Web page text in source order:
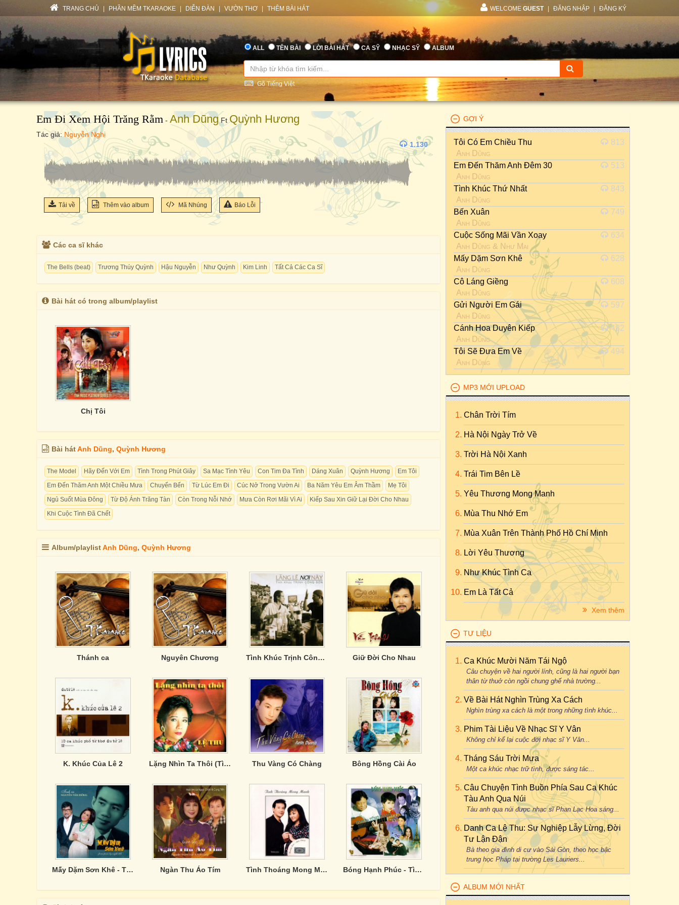
TRANG CHỦ PHẦN MỀM TKARAOKE DIỄN ĐÀN VƯỜN THƠ THÊM BÀI HÁT WELCOME GUEST ĐĂNG NHẬP ĐĂNG KÝ
ALL TÊN BÀI LỜI BÀI HÁT CA SỸ NHẠC SỸ ALBUM
Gõ Tiếng Việt
Em Đi Xem Hội Trăng Rằm - Anh DũngFt Quỳnh Hương
Tác giả: Nguyễn Nghị
1.130
Tải về Thêm vào album Mã Nhúng Báo Lỗi
Các ca sĩ khác
The Bells (beat) Trương Thúy Quỳnh Hậu Nguyễn Như Quỳnh Kim Linh Tất Cả Các Ca Sĩ
Bài hát có trong album/playlist
Chị Tôi
Bài hátAnh Dũng, Quỳnh Hương
The Model Hãy Đến Với Em Tình Trong Phút Giây Sa Mạc Tình Yêu Con Tim Đa Tình Dáng Xuân Quỳnh Hương
Em Tôi
Em Đến Thăm Anh Một Chiều Mưa
Chuyển Bến Từ Lúc Em Đi Cúc Nở Trong Vườn Ai Ba Năm Yêu Em Âm Thầm
Mẹ Tôi
Ngủ Suốt Mùa Đông
Từ Độ Ánh Trăng Tàn Còn Trong Nỗi Nhớ Mưa Còn Rơi Mãi Vì Ai
Kiếp Sau Xin Giữ Lại Đời Cho Nhau
Khi Cuộc Tình Đã Chết
Album/playlistAnh Dũng, Quỳnh Hương
Thánh ca Nguyên Chương Tình Khúc Trịnh Công Sơn - Lặng Lẽ Nơi Này Giữ Đời Cho Nhau
K. Khúc Của Lê 2 Lặng Nhìn Ta Thôi (Tình Khúc Diệu Hương) Thu Vàng Có Chàng Bông Hồng Cài Áo
Mấy Dặm Sơn Khê - Tình Ca Nguyễn Văn Đông Ngàn Thu Áo Tím Tình Thoáng Mong Manh Bóng Hạnh Phúc - Tình ca Tùng Giang
GỢI Ý
Tôi Có Em Chiều Thu
Anh Dũng
813
Em Đến Thăm Anh Đêm 30
Anh Dũng
513
Tình Khúc Thứ Nhất
Anh Dũng
843
Bến Xuân
Anh Dũng
749
Cuộc Sống Mãi Vần Xoay
Anh Dũng & Như Mai
634
Mấy Dặm Sơn Khê
Anh Dũng
628
Cô Láng Giềng
Anh Dũng
608
Gửi Người Em Gái
Anh Dũng
597
Cánh Hoa Duyên Kiếp
Anh Dũng
482
Tôi Sẽ Đưa Em Về
Anh Dũng
494
MP3 MỚI UPLOAD
Chân Trời Tím
Hà Nội Ngày Trở Về
Trời Hà Nội Xanh
Trái Tim Bên Lề
Yêu Thương Mong Manh
Mùa Thu Nhớ Em
Mùa Xuân Trên Thành Phố Hồ Chí Minh
Lời Yêu Thương
Như Khúc Tình Ca
Em Là Tất Cả
Xem thêm
TƯ LIỆU
Ca Khúc Mười Năm Tái Ngộ
Câu chuyện về hai người lính, cũng là hai người bạn
thân từ thuở còn ngồi chung ghế nhà trường...
Về Bài Hát Nghìn Trùng Xa Cách
Nghìn trùng xa cách là một trong những tình khúc...
Phim Tài Liệu Về Nhạc Sĩ Y Vân
Không chỉ kể lại cuộc đời nhạc sĩ Y Vân...
Tháng Sáu Trời Mưa
Một ca khúc nhạc trữ tình, được sáng tác...
Câu Chuyện Tình Buồn Phía Sau Ca Khúc
Tàu Anh Qua Núi
Tàu anh qua núi được nhạc sĩ Phan Lạc Hoa sáng...
Danh Ca Lệ Thu: Sự Nghiệp Lẫy Lừng, Đời
Tư Lận Đận
Bà theo gia đình di cư vào Sài Gòn, theo học bậc
trung học Pháp tại trường Les Lauriers...
ALBUM MỚI NHẤT